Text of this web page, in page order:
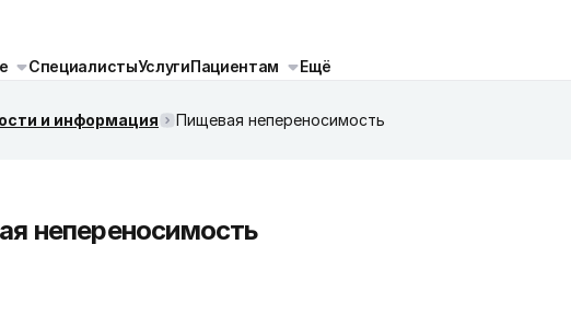
СпециалистыУслугиПациентам Ещё
и информация Пищевая непереносимость
непереносимость